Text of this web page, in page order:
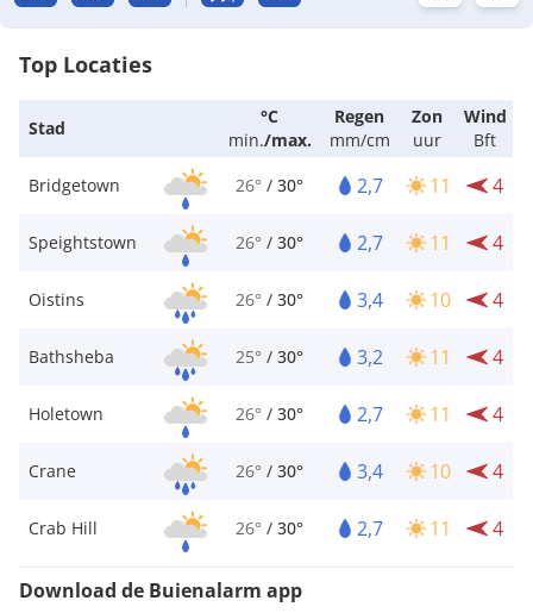
Top Locaties
Stad
°C
min./max.
Regen
mm/cm
Zon
uur
Wind
Bft
Bridgetown
26° / 30° 2,7 11 4
Speightstown 26° / 30° 2,7 11 4
Oistins 26° / 30° 3,4 10 4
Bathsheba 25° / 30° 3,2 11 4
Holetown 26° / 30° 2,7 11 4
Crane 26° / 30° 3,4 10 4
Crab Hill 26° / 30° 2,7 11 4
Download de Buienalarm app